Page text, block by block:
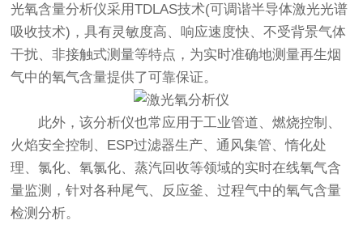
光氧含量分析仪采用TDLAS技术(可调谐半导体激光光谱
吸收技术)，具有灵敏度高、响应速度快、不受背景气体
干扰、非接触式测量等特点，为实时准确地测量再生烟
气中的氧气含量提供了可靠保证。
此外，该分析仪也常应用于工业管道、燃烧控制、
火焰安全控制、ESP过滤器生产、通风集管、惰化处
理、氯化、氧氯化、蒸汽回收等领域的实时在线氧气含
量监测，针对各种尾气、反应釜、过程气中的氧气含量
检测分析。